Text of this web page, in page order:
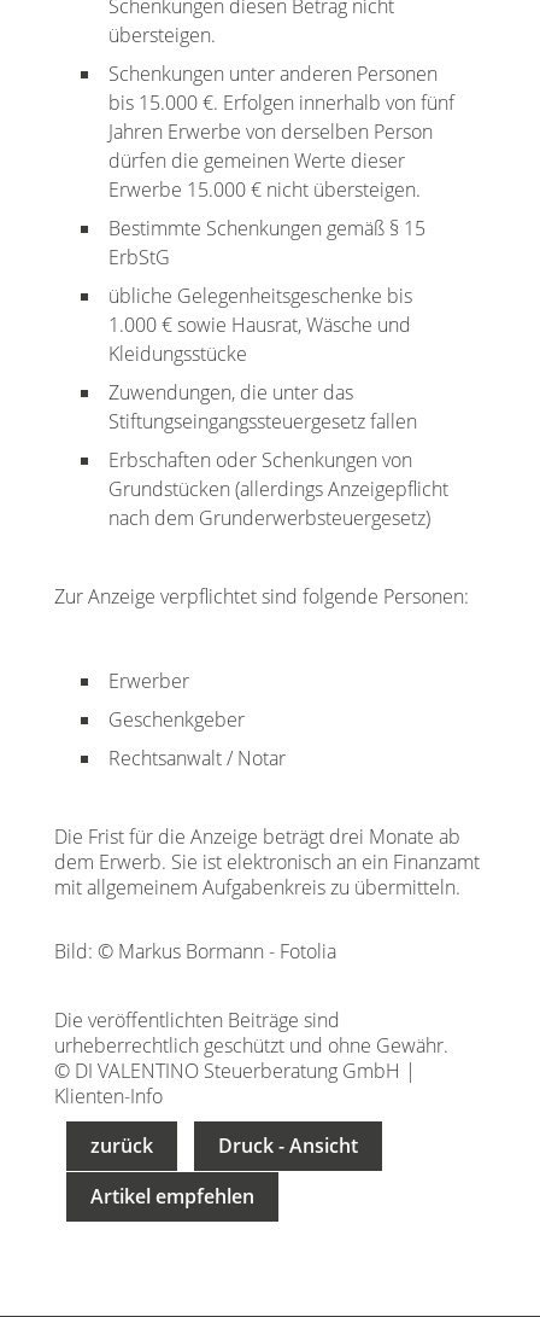
Schenkungen diesen Betrag nicht
übersteigen.
Schenkungen unter anderen Personen
bis 15.000 €. Erfolgen innerhalb von fünf
Jahren Erwerbe von derselben Person
dürfen die gemeinen Werte dieser
Erwerbe 15.000 € nicht übersteigen.
Bestimmte Schenkungen gemäß § 15
ErbStG
übliche Gelegenheitsgeschenke bis
1.000 € sowie Hausrat, Wäsche und
Kleidungsstücke
Zuwendungen, die unter das
Stiftungseingangssteuergesetz fallen
Erbschaften oder Schenkungen von
Grundstücken (allerdings Anzeigepflicht
nach dem Grunderwerbsteuergesetz)
Zur Anzeige verpflichtet sind folgende Personen:
Erwerber
Geschenkgeber
Rechtsanwalt / Notar
Die Frist für die Anzeige beträgt drei Monate ab
dem Erwerb. Sie ist elektronisch an ein Finanzamt
mit allgemeinem Aufgabenkreis zu übermitteln.
Bild: © Markus Bormann - Fotolia
Die veröffentlichten Beiträge sind
urheberrechtlich geschützt und ohne Gewähr.
© DI VALENTINO Steuerberatung GmbH |
Klienten-Info
zurück
Druck - Ansicht
Artikel empfehlen